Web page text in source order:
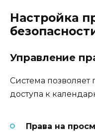
Настройка
Управление
Система позволяет
доступа к
Права на